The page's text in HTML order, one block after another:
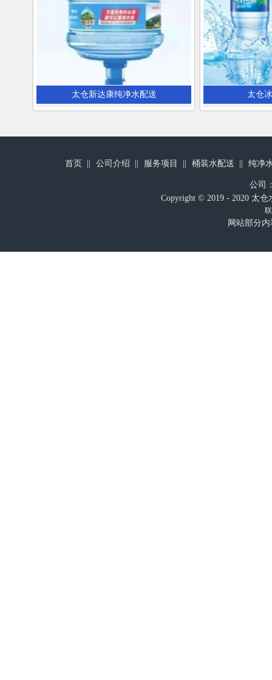
太仓新达康纯净水配送 太仓
首页 公司介绍 服务项目 桶装水配送 纯净
公司
Copyright © 2019 - 2020 太
网站部分